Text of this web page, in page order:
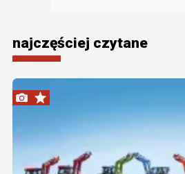
najczęściej czytane